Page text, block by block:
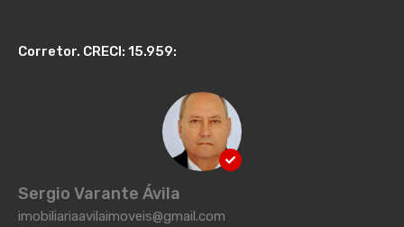
Corretor. CRECI: 15.959:
Sergio Varante Ávila
imobiliariaavilaimoveis@gmail.com